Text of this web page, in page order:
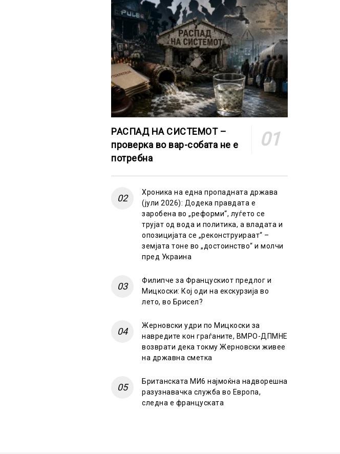
РАСПАД НА СИСТЕМОТ –
проверка во вар-собата не е
потребна
Хроника на една пропадната држава
(јули 2026): Додека правдата е
заробена во „реформи“, луѓето се
трујат од вода и политика, а владата и
опозицијата се „реконструираат“ –
земјата тоне во „достоинство“ и молчи
пред Украина
Филипче за Францускиот предлог и
Мицкоски: Кој оди на екскурзија во
лето, во Брисел?
Жерновски удри по Мицкоски за
навредите кон граѓаните, ВМРО-ДПМНЕ
возврати дека токму Жерновски живее
на државна сметка
Британската МИ6 најмоќна надворешна
разузнавачка служба во Европа,
следна е француската